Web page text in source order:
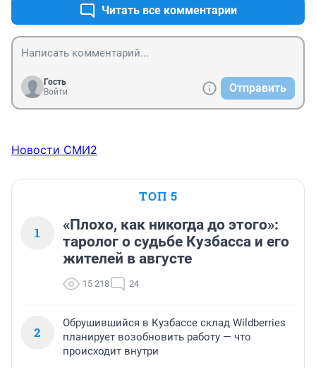
Читать все комментарии
Гость
Войти
Отправить
Новости СМИ2
ТОП 5
1
«Плохо, как никогда до этого»:
таролог о судьбе Кузбасса и его
жителей в августе
15 218 24
2
Обрушившийся в Кузбассе склад Wildberries
планирует возобновить работу — что
происходит внутри